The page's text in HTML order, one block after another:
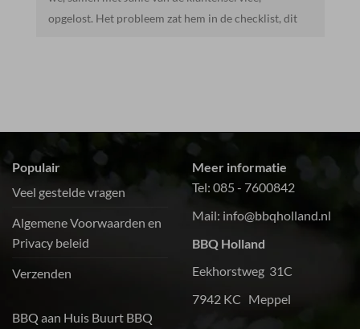
Populair
Veel gestelde vragen
Algemene Voorwaarden en
Privacy beleid
Verzenden
BBQ aan Huis Buurt BBQ
Meer informatie
Tel: 085 - 7600842
Mail: info@bbqholland.nl
BBQ Holland
Eekhorstweg 31C
7942 KC Meppel